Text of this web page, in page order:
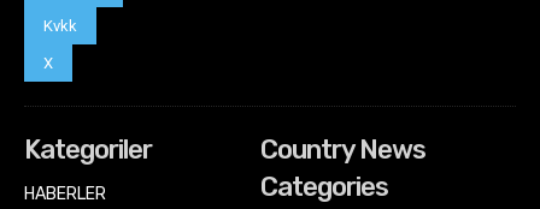
Kvkk
X
Kategoriler
HABERLER
Country News
Categories